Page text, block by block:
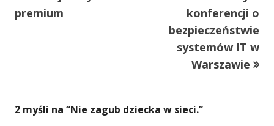
premium
konferencji o
bezpieczeństwie
systemów IT w
Warszawie
2 myśli na “Nie zagub dziecka w sieci.”